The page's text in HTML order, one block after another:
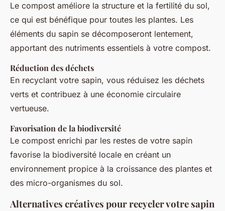
Le compost améliore la structure et la fertilité du sol,
ce qui est bénéfique pour toutes les plantes. Les
éléments du sapin se décomposeront lentement,
apportant des nutriments essentiels à votre compost.
Réduction des déchets
En recyclant votre sapin, vous réduisez les déchets
verts et contribuez à une économie circulaire
vertueuse.
Favorisation de la biodiversité
Le compost enrichi par les restes de votre sapin
favorise la biodiversité locale en créant un
environnement propice à la croissance des plantes et
des micro-organismes du sol.
Alternatives créatives pour recycler votre sapin